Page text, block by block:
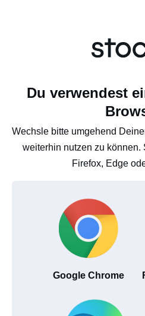
Du verwendest
Wechsle bitte umgehend
weiterhin nutzen zu können.
Firefox, Edge
Google Chrome